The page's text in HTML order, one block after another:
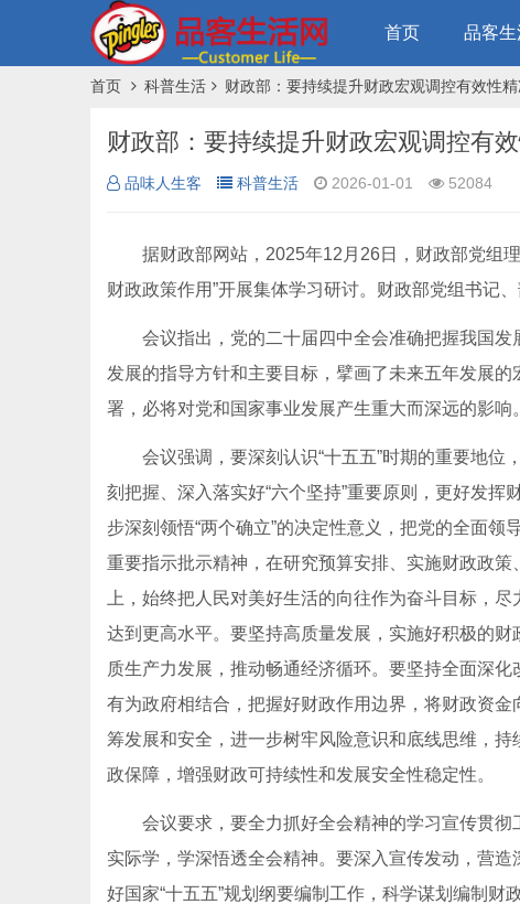
首页 品客生
首页 科普生活 财政部：要持续提升财政宏观调控有效性
财政部：要持续提升财政宏观调控有
品味人生客 科普生活 2026-01-01 52084
据财政部网站，2025年12月26日，财政部党组理
财政政策作用”开展集体学习研讨。财政部党组书记
会议指出，党的二十届四中全会准确把握我国发
发展的指导方针和主要目标，擘画了未来五年发展
署，必将对党和国家事业发展产生重大而深远的影响。
会议强调，要深刻认识“十五五”时期的重要地位
刻把握、深入落实好“六个坚持”重要原则，更好发
步深刻领悟“两个确立”的决定性意义，把党的全面
重要指示批示精神，在研究预算安排、实施财政政
上，始终把人民对美好生活的向往作为奋斗目标，
达到更高水平。要坚持高质量发展，实施好积极的
质生产力发展，推动畅通经济循环。要坚持全面深
有为政府相结合，把握好财政作用边界，将财政资
筹发展和安全，进一步树牢风险意识和底线思维，
政保障，增强财政可持续性和发展安全性稳定性。
会议要求，要全力抓好全会精神的学习宣传贯彻
实际学，学深悟透全会精神。要深入宣传发动，营
好国家“十五五”规划纲要编制工作，科学谋划编制财